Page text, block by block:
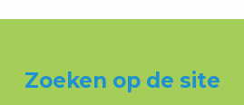
Zoeken op de site